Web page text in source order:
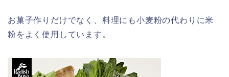
お菓子作りだけでなく、料理にも小麦粉の代わりに米
粉をよく使用しています。